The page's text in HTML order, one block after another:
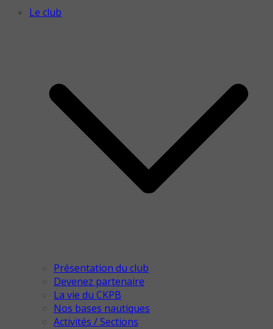
Le club
Présentation du club
Devenez partenaire
La vie du CKPB
Nos bases nautiques
Activités / Sections